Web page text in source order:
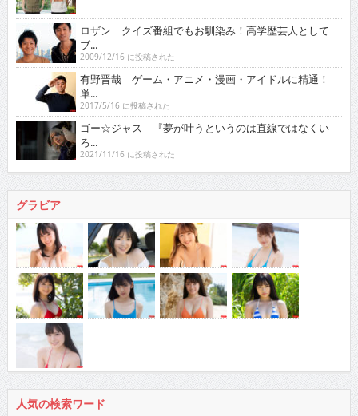
ロザン クイズ番組でもお馴染み！高学歴芸人として
ブ...
2009/12/16 に投稿された
有野晋哉 ゲーム・アニメ・漫画・アイドルに精通！
単...
2017/5/16 に投稿された
ゴー☆ジャス 『夢が叶うというのは直線ではなくい
ろ...
2021/11/16 に投稿された
グラビア
人気の検索ワード